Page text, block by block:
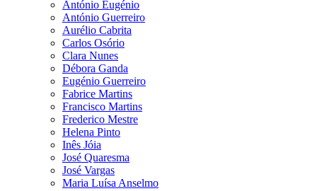
António Eugénio
António Guerreiro
Aurélio Cabrita
Carlos Osório
Clara Nunes
Débora Ganda
Eugénio Guerreiro
Fabrice Martins
Francisco Martins
Frederico Mestre
Helena Pinto
Inês Jóia
José Quaresma
José Vargas
Maria Luísa Anselmo